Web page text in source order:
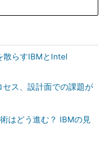
散らすIBMとIntel
ス、設計面での課題が
はどう進む？ IBMの見